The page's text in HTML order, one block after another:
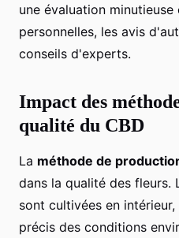
une évaluation
personnelles, les avis
conseils d'experts.
Impact des
qualité du CBD
La méthode de
dans la qualité des fleurs.
sont cultivées en
précis des conditions